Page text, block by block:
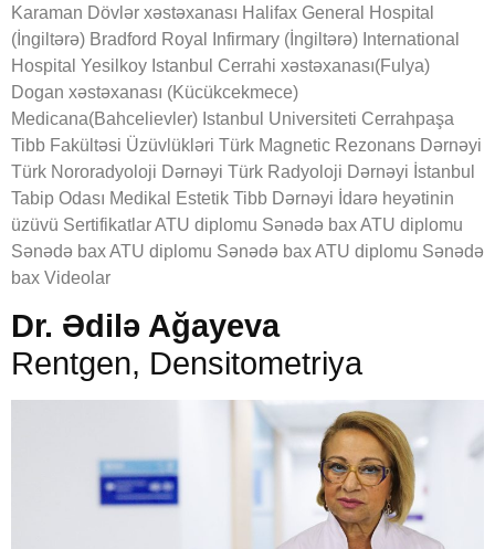
Karaman Dövlər xəstəxanası Halifax General Hospital
(İngiltərə) Bradford Royal Infirmary (İngiltərə) International
Hospital Yesilkoy Istanbul Cerrahi xəstəxanası(Fulya)
Dogan xəstəxanası (Kücükcekmece)
Medicana(Bahcelievler) Istanbul Universiteti Cerrahpaşa
Tibb Fakültəsi Üzüvlükləri Türk Magnetic Rezonans Dərnəyi
Türk Nororadyoloji Dərnəyi Türk Radyoloji Dərnəyi İstanbul
Tabip Odası Medikal Estetik Tibb Dərnəyi İdarə heyətinin
üzüvü Sertifikatlar ATU diplomu Sənədə bax ATU diplomu
Sənədə bax ATU diplomu Sənədə bax ATU diplomu Sənədə
bax Videolar
Dr. Ədilə Ağayeva
Rentgen, Densitometriya